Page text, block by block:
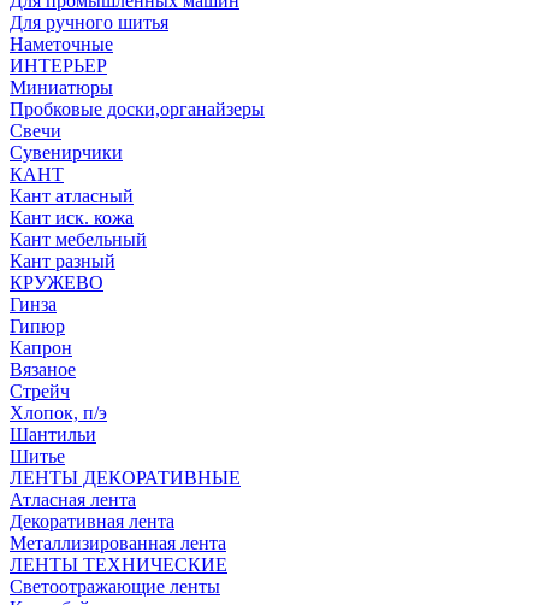
Для ручного шитья
Наметочные
ИНТЕРЬЕР
Миниатюры
Пробковые доски,органайзеры
Свечи
Сувенирчики
КАНТ
Кант атласный
Кант иск. кожа
Кант мебельный
Кант разный
КРУЖЕВО
Гинза
Гипюр
Капрон
Вязаное
Стрейч
Хлопок, п/э
Шантильи
Шитье
ЛЕНТЫ ДЕКОРАТИВНЫЕ
Атласная лента
Декоративная лента
Металлизированная лента
ЛЕНТЫ ТЕХНИЧЕСКИЕ
Светоотражающие ленты